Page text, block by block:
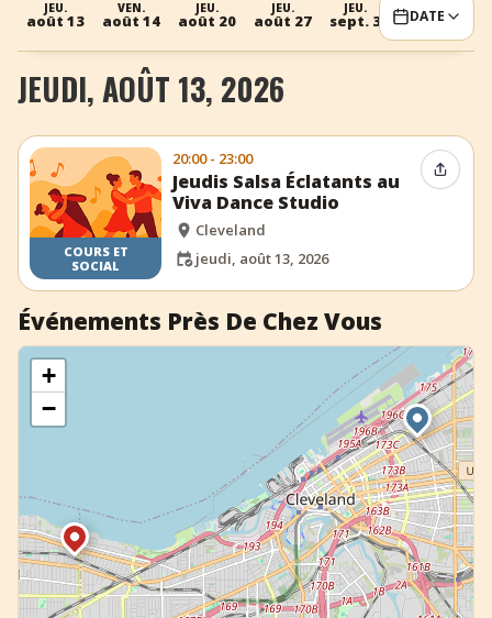
+ Ajouter un événement
JEU.
août 13
VEN.
août 14
JEU.
août 20
JEU.
août 27
JEU.
sept. 3 DATE
JEUDI, AOÛT 13, 2026
COURS ET
SOCIAL
20:00 - 23:00
Jeudis Salsa Éclatants au
Viva Dance Studio
Cleveland
jeudi, août 13, 2026
Événements Près De Chez Vous
+
−